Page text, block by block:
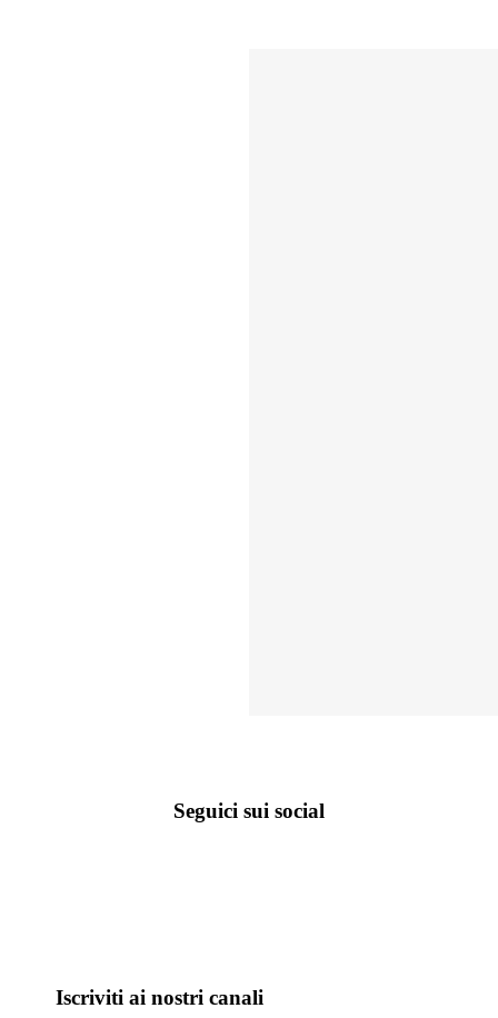
Seguici sui social
Iscriviti ai nostri canali